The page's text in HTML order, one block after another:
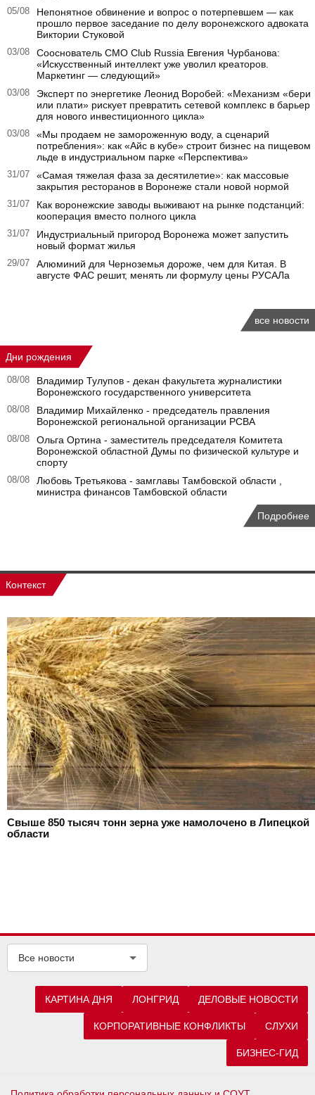
05/08
Непонятное обвинение и вопрос о потерпевшем — как
прошло первое заседание по делу воронежского адвоката
Виктории Стуковой
03/08
Сооснователь CMO Club Russia Евгения Чурбанова:
«Искусственный интеллект уже уволил креаторов.
Маркетинг — следующий»
03/08
Эксперт по энергетике Леонид Воробей: «Механизм «бери
или плати» рискует превратить сетевой комплекс в барьер
для нового инвестиционного цикла»
03/08
«Мы продаем не замороженную воду, а сценарий
потребления»: как «Айс в кубе» строит бизнес на пищевом
льде в индустриальном парке «Перспектива»
31/07
«Самая тяжелая фаза за десятилетие»: как массовые
закрытия ресторанов в Воронеже стали новой нормой
31/07
Как воронежские заводы выживают на рынке подстанций:
кооперация вместо полного цикла
31/07
Индустриальный пригород Воронежа может запустить
новый формат жилья
29/07
Алюминий для Черноземья дороже, чем для Китая. В
августе ФАС решит, менять ли формулу цены РУСАЛа
все новости
Дни рождения
08/08
Владимир Тулупов - декан факультета журналистики
Воронежского государственного университета
08/08
Владимир Михайленко - председатель правления
Воронежской региональной организации РСВА
08/08
Ольга Ортина - заместитель председателя Комитета
Воронежской областной Думы по физической культуре и
спорту
08/08
Любовь Третьякова - замглавы Тамбовской области ,
министра финансов Тамбовской области
Подробнее
Контекст
Свыше 850 тысяч тонн зерна уже намолочено в Липецкой
области
Все новости
КАРТИНА ДНЯ ЛОНГРИД ДЕЛОВЫЕ НОВОСТИ
КОРПОРАТИВНЫЕ КОНФЛИКТЫ СЛУХИ
БИЗНЕС-ГИД